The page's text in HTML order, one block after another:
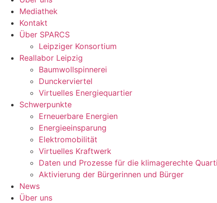
Mediathek
Kontakt
Über SPARCS
Leipziger Konsortium
Reallabor Leipzig
Baumwollspinnerei
Dunckerviertel
Virtuelles Energiequartier
Schwerpunkte
Erneuerbare Energien
Energieeinsparung
Elektromobilität
Virtuelles Kraftwerk
Daten und Prozesse für die klimagerechte
Aktivierung der Bürgerinnen und Bürger
News
Über uns